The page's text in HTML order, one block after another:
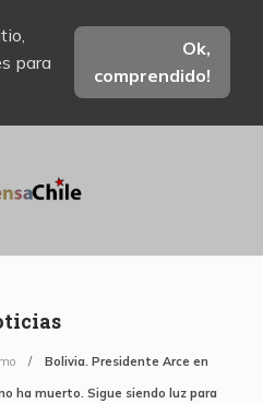
para
Ok,
comprendido!
Bolivia. Presidente Arce en
ha muerto. Sigue siendo luz para